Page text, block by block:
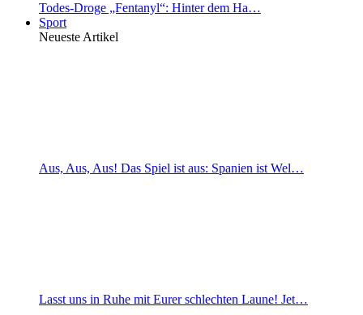
Todes-Droge „Fentanyl“: Hinter dem Ha…
Sport
Neueste Artikel
Aus, Aus, Aus! Das Spiel ist aus: Spanien ist Wel…
Lasst uns in Ruhe mit Eurer schlechten Laune! Jet…